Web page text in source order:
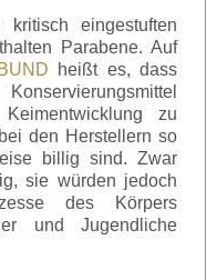
eingestuften
Parabene. Auf
heißt es, dass
zu
den Herstellern so
billig sind. Zwar
sie würden jedoch
des Körpers
und Jugendliche